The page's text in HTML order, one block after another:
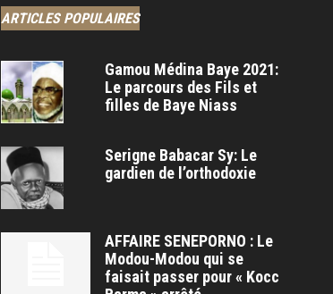
ARTICLES POPULAIRES
Gamou Médina Baye 2021:
Le parcours des Fils et
filles de Baye Niass
Serigne Babacar Sy: Le
gardien de l’orthodoxie
AFFAIRE SENEPORNO : Le
Modou-Modou qui se
faisait passer pour « Kocc